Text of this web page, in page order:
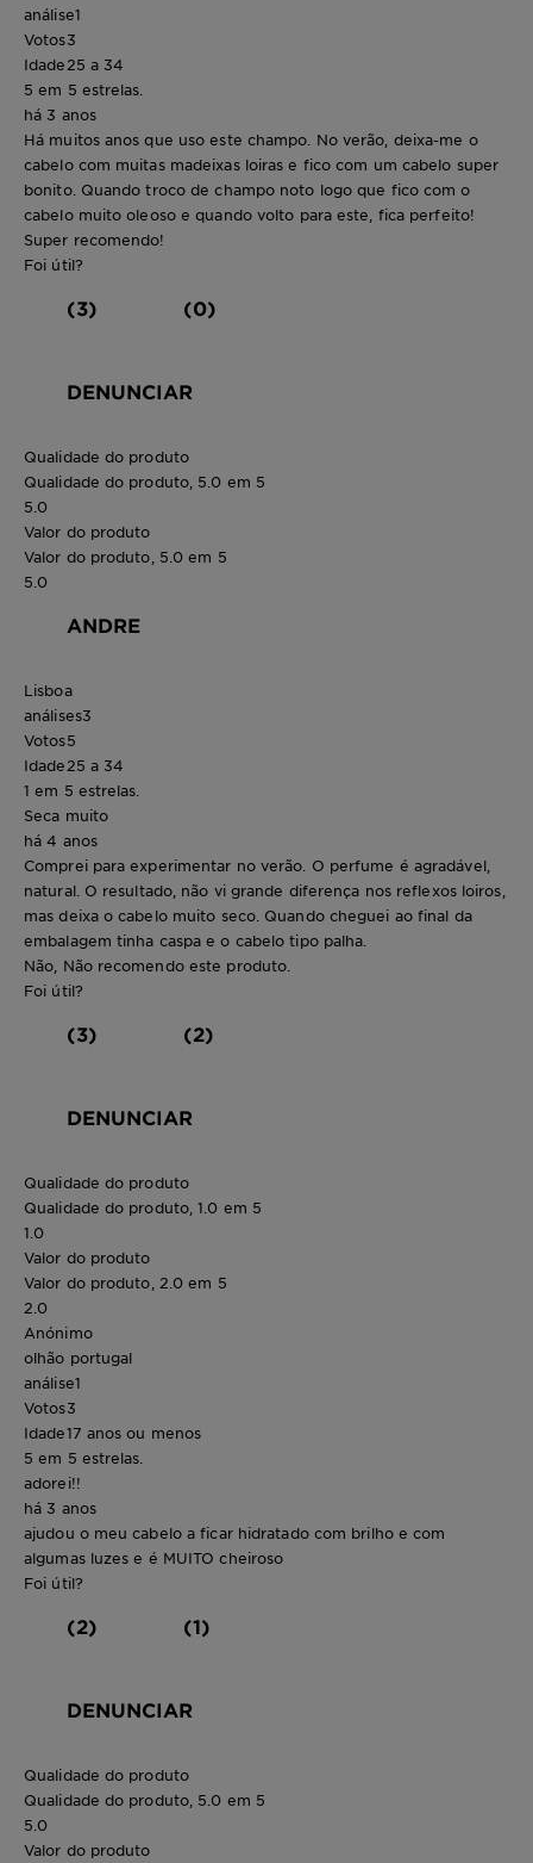
análise1
Votos3
Idade25 a 34
5 em 5 estrelas.
há 3 anos
Há muitos anos que uso este champo. No verão, deixa-me o
cabelo com muitas madeixas loiras e fico com um cabelo super
bonito. Quando troco de champo noto logo que fico com o
cabelo muito oleoso e quando volto para este, fica perfeito!
Super recomendo!
Foi útil?
(3) (0)
DENUNCIAR
Qualidade do produto
Qualidade do produto, 5.0 em 5
5.0
Valor do produto
Valor do produto, 5.0 em 5
5.0
ANDRE
Lisboa
análises3
Votos5
Idade25 a 34
1 em 5 estrelas.
Seca muito
há 4 anos
Comprei para experimentar no verão. O perfume é agradável,
natural. O resultado, não vi grande diferença nos reflexos loiros,
mas deixa o cabelo muito seco. Quando cheguei ao final da
embalagem tinha caspa e o cabelo tipo palha.
Não, Não recomendo este produto.
Foi útil?
(3) (2)
DENUNCIAR
Qualidade do produto
Qualidade do produto, 1.0 em 5
1.0
Valor do produto
Valor do produto, 2.0 em 5
2.0
Anónimo
olhão portugal
análise1
Votos3
Idade17 anos ou menos
5 em 5 estrelas.
adorei!!
há 3 anos
ajudou o meu cabelo a ficar hidratado com brilho e com
algumas luzes e é MUITO cheiroso
Foi útil?
(2) (1)
DENUNCIAR
Qualidade do produto
Qualidade do produto, 5.0 em 5
5.0
Valor do produto